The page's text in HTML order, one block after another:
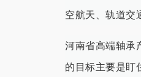
空航天、轨道交
河南省高端轴承
的目标主要是盯